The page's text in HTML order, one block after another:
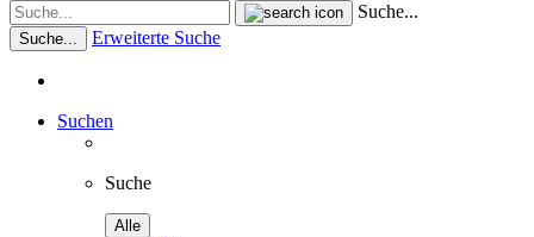
Suche...
Suche... Erweiterte Suche
Suchen
Suche
Alle